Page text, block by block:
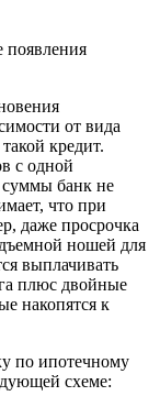
появления
от вида
кредит.
с одной
суммы банк не
что при
даже просрочка
ношей для
выплачивать
плюс двойные
накопятся к
по ипотечному
схеме: